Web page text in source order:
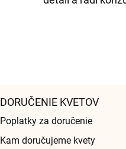
DORUČENIE KVETOV
Poplatky za doručenie
Kam doručujeme kvety